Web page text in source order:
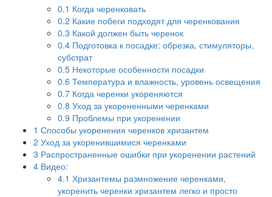
0.1 Когда черенковать
0.2 Какие побеги подходят для черенкования
0.3 Какой должен быть черенок
0.4 Подготовка к посадке: обрезка, стимуляторы,
субстрат
0.5 Некоторые особенности посадки
0.6 Температура и влажность, уровень освещения
0.7 Когда черенки укореняются
0.8 Уход за укорененными черенками
0.9 Проблемы при укоренении
1 Способы укоренения черенков хризантем
2 Уход за укоренившимися черенками
3 Распространенные ошибки при укоренении растений
4 Видео:
4.1 Хризантемы размножение черенками,
укоренить черенки хризантем легко и просто